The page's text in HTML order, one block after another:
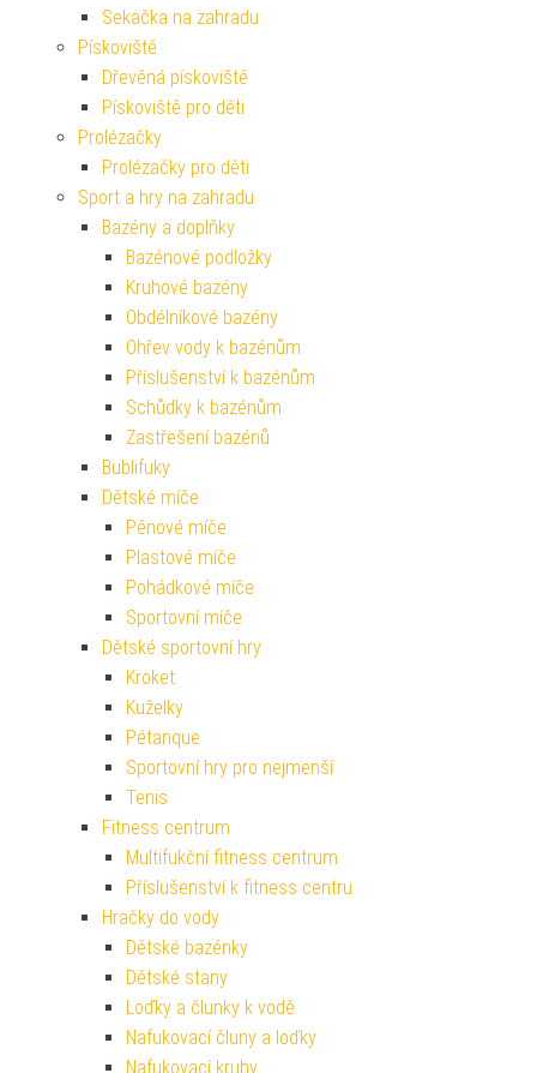
Sekačka na zahradu
Pískoviště
Dřevěná pískoviště
Pískoviště pro děti
Prolézačky
Prolézačky pro děti
Sport a hry na zahradu
Bazény a doplňky
Bazénové podložky
Kruhové bazény
Obdélníkové bazény
Ohřev vody k bazénům
Příslušenství k bazénům
Schůdky k bazénům
Zastřešení bazénů
Bublifuky
Dětské míče
Pěnové míče
Plastové míče
Pohádkové míče
Sportovní míče
Dětské sportovní hry
Kroket
Kuželky
Pétanque
Sportovní hry pro nejmenší
Tenis
Fitness centrum
Multifukční fitness centrum
Příslušenství k fitness centru
Hračky do vody
Dětské bazénky
Dětské stany
Loďky a člunky k vodě
Nafukovací čluny a loďky
Nafukovací kruhy